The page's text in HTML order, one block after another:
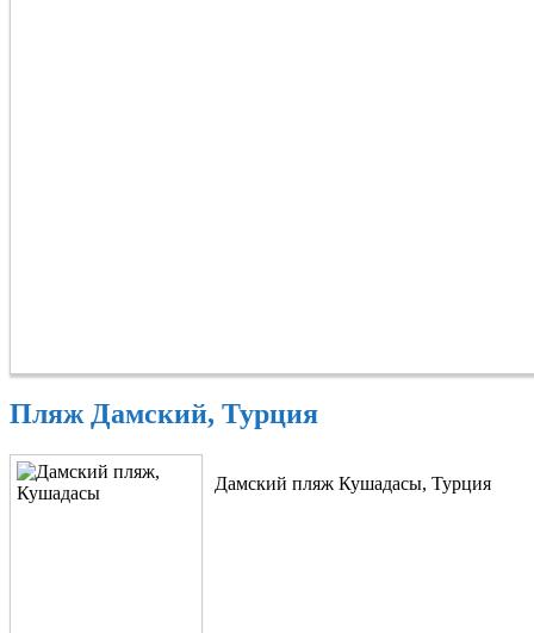
Пляж Дамский, Турция
Дамский пляж Кушадасы, Турция